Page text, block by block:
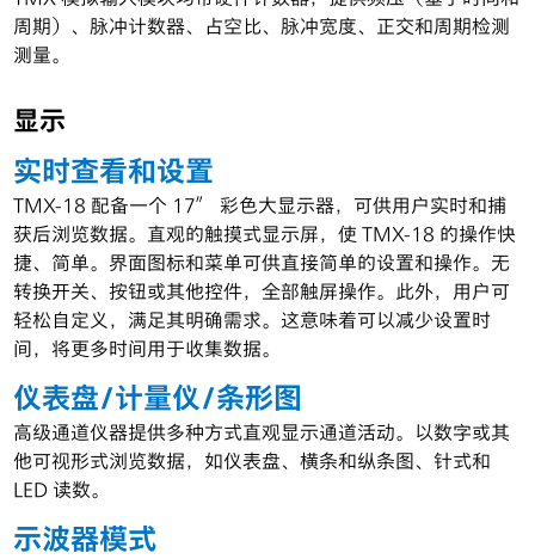
周期）、脉冲计数器、占空比、脉冲宽度、正交和周期检测
测量。
显示
实时查看和设置
TMX-18 配备一个 17″ 彩色大显示器，可供用户实时和捕
获后浏览数据。直观的触摸式显示屏，使 TMX-18 的操作快
捷、简单。界面图标和菜单可供直接简单的设置和操作。无
转换开关、按钮或其他控件，全部触屏操作。此外，用户可
轻松自定义，满足其明确需求。这意味着可以减少设置时
间，将更多时间用于收集数据。
仪表盘/计量仪/条形图
高级通道仪器提供多种方式直观显示通道活动。以数字或其
他可视形式浏览数据，如仪表盘、横条和纵条图、针式和
LED 读数。
示波器模式